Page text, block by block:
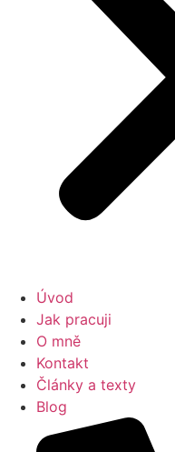
Úvod
Jak pracuji
O mně
Kontakt
Články a texty
Blog